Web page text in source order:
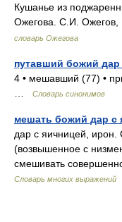
Кушанье из
Ожегова. С.И.
словарь Ожегова
путавший божий дар
4 • мешавший (77) •
Словарь синонимов
мешать божий дар с
дар с яичницей, ирон.
(возвышенное с
смешивать
Словарь многих выражений